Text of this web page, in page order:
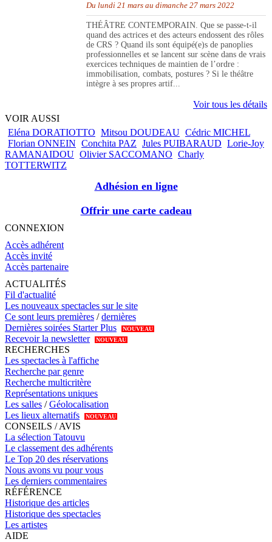
Du lundi 21 mars au dimanche 27 mars 2022
THÉÂTRE CONTEMPORAIN. Que se passe-t-il
quand des actrices et des acteurs endossent des rôles
de CRS ? Quand ils sont équipé(e)s de panoplies
professionnelles et se lancent sur scène dans de vrais
exercices techniques de maintien de l’ordre :
immobilisation, combats, postures ? Si le théâtre
intègre à ses propres artif...
Voir tous les détails
VOIR AUSSI
Eléna DORATIOTTO Mitsou DOUDEAU Cédric MICHEL
Florian ONNEIN Conchita PAZ Jules PUIBARAUD Lorie-Joy
RAMANAIDOU Olivier SACCOMANO Charly
TOTTERWITZ
Adhésion en ligne
Offrir une carte cadeau
CONNEXION
Accès adhérent
Accès invité
Accès partenaire
ACTUALITÉS
Fil d'actualité
Les nouveaux spectacles sur le site
Ce sont leurs premières /dernières
Dernières soirées Starter Plus
NOUVEAU
Recevoir la newsletter NOUVEAU
RECHERCHES
Les spectacles à l'affiche
Recherche par genre
Recherche multicritère
Représentations uniques
Les salles /Géolocalisation
Les lieux alternatifs
NOUVEAU
CONSEILS / AVIS
La sélection Tatouvu
Le classement des adhérents
Le Top 20 des réservations
Nous avons vu pour vous
Les derniers commentaires
RÉFÉRENCE
Historique des articles
Historique des spectacles
Les artistes
AIDE